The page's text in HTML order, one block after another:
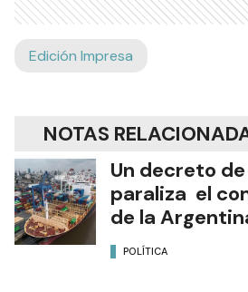
Edición Impresa
NOTAS
Un decreto
paraliza el
de la
POLÍTICA